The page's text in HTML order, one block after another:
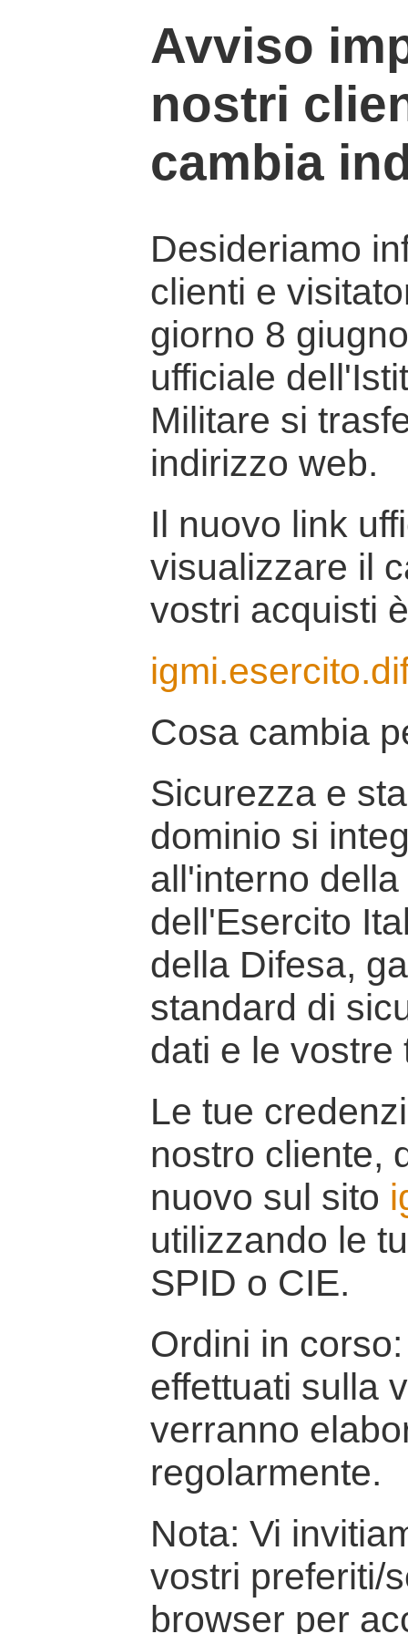
Avviso
nostri
cambia
Desideriamo
clienti e
giorno 8
ufficiale
Militare si
indirizzo web.
Il nuovo link
visualizzare il
vostri acquisti
Cosa cambia
Sicurezza e
dominio si
all'interno
dell'Esercito
della Difesa,
standard di
dati e le vostre
Le tue
nostro cliente,
nuovo sul sito
utilizzando le
SPID o CIE.
Ordini in
effettuati sulla
verranno
regolarmente.
Nota: Vi
vostri preferiti/
browser per